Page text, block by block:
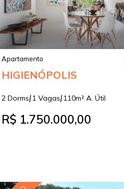
Apartamento
HIGIENÓPOLIS
2 Dorms|1 Vagas|110m² A. Útil
R$ 1.750.000,00